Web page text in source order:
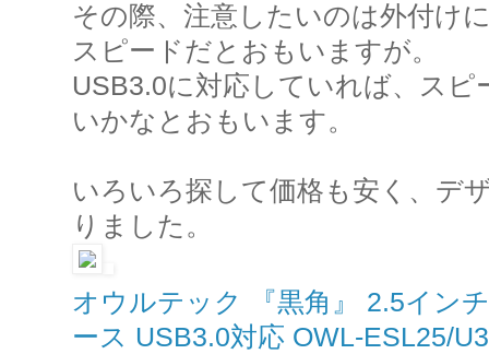
その際、注意したいのは外付け
スピードだとおもいますが。
USB3.0に対応していれば、ス
いかなとおもいます。
いろいろ探して価格も安く、デ
りました。
オウルテック 『黒角』 2.5イン
ース USB3.0対応 OWL-ESL25/